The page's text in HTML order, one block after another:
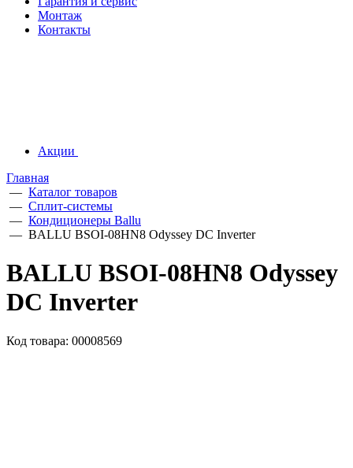
Монтаж
Контакты
Акции
Главная
— Каталог товаров
— Сплит-системы
— Кондиционеры Ballu
— BALLU BSOI-08HN8 Odyssey DC Inverter
BALLU BSOI-08HN8 Odyssey
DC Inverter
Код товара: 00008569